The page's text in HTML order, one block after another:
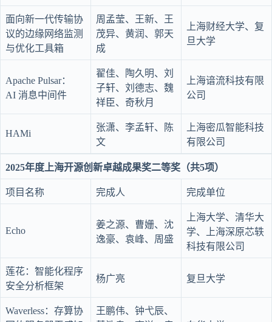
面向新一代传输协
议的边缘网络监测
与优化工具箱
周孟莹、王新、王
茂异、黄润、郭天
成
上海财经大学、复
旦大学
Apache Pulsar：
AI 消息中间件
翟佳、陶久明、刘
子轩、刘德志、魏
祥臣、奇秋月
上海谙流科技有限
公司
HAMi
张潇、李孟轩、陈
文
上海密瓜智能科技
有限公司
2025年度上海开源创新卓越成果奖二等奖（共5项）
项目名称 完成人 完成单位
Echo
姜之源、曹姗、沈
逸豪、袁峰、周盛
上海大学、清华大
学、上海深原芯轶
科技有限公司
莲花：智能化程序
安全分析框架
杨广亮 复旦大学
Waverless：存算协
王鹏伟、钟弋辰、